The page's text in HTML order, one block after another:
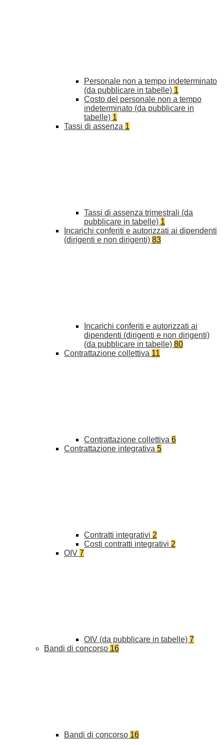
Personale non a tempo indeterminato
(da pubblicare in tabelle) 1
Costo del personale non a tempo
indeterminato (da pubblicare in
tabelle) 1
Tassi di assenza 1
Tassi di assenza trimestrali (da
pubblicare in tabelle) 1
Incarichi conferiti e autorizzati ai dipendenti
(dirigenti e non dirigenti) 83
Incarichi conferiti e autorizzati ai
dipendenti (dirigenti e non dirigenti)
(da pubblicare in tabelle) 80
Contrattazione collettiva 11
Contrattazione collettiva 6
Contrattazione integrativa 5
Contratti integrativi 2
Costi contratti integrativi 2
OIV 7
OIV (da pubblicare in tabelle) 7
Bandi di concorso 16
Bandi di concorso 16